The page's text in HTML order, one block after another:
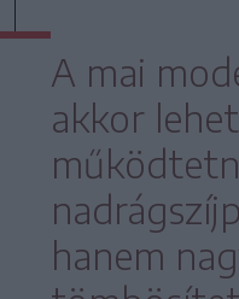
A mai
akkor
hanem